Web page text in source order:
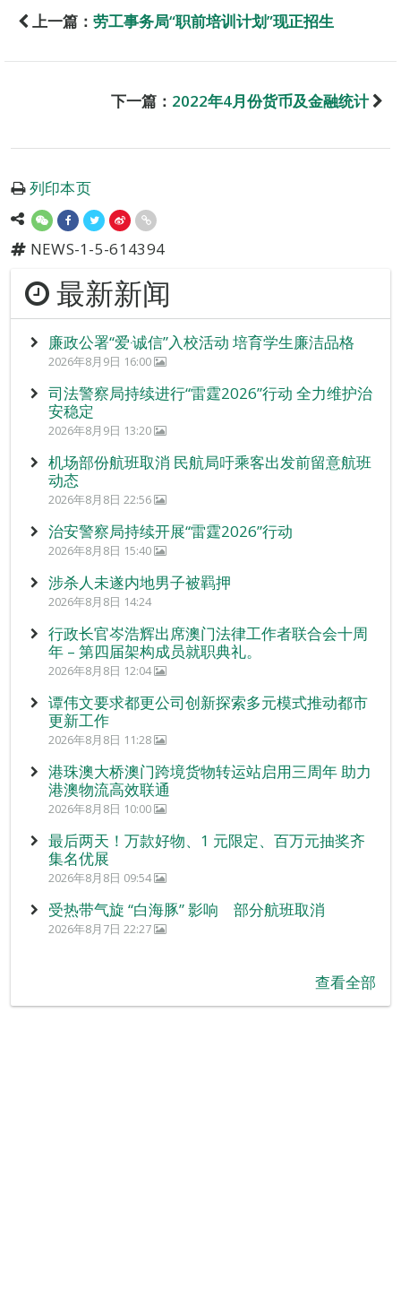
上一篇： 劳工事务局“职前培训计划”现正招生
下一篇： 2022年4月份货币及金融统计
列印本页
NEWS-1-5-614394
最新新闻
廉政公署“爱‧诚信”入校活动 培育学生廉洁品格
2026年8月9日 16:00
司法警察局持续进行“雷霆2026”行动 全力维护治
安稳定
2026年8月9日 13:20
机场部份航班取消 民航局吁乘客出发前留意航班
动态
2026年8月8日 22:56
治安警察局持续开展“雷霆2026”行动
2026年8月8日 15:40
涉杀人未遂内地男子被羁押
2026年8月8日 14:24
行政长官岑浩辉出席澳门法律工作者联合会十周
年 – 第四届架构成员就职典礼。
2026年8月8日 12:04
谭伟文要求都更公司创新探索多元模式推动都市
更新工作
2026年8月8日 11:28
港珠澳大桥澳门跨境货物转运站启用三周年 助力
港澳物流高效联通
2026年8月8日 10:00
最后两天！万款好物、1 元限定、百万元抽奖齐
集名优展
2026年8月8日 09:54
受热带气旋 “白海豚” 影响 部分航班取消
2026年8月7日 22:27
查看全部